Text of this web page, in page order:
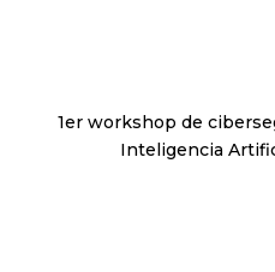
1er workshop de
Inteligencia